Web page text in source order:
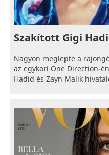
Szakított Gigi
Nagyon meglepte a
az egykori One Direction-
Hadid és Zayn Malik